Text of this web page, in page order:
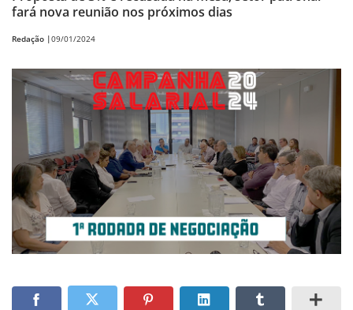
fará nova reunião nos próximos dias
Redação |09/01/2024